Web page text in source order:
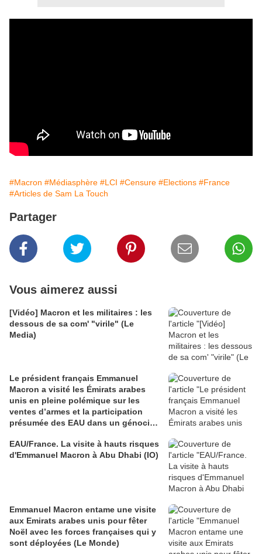
#Macron #Médiasphère #LCI #Censure #Elections #France
#Articles de Sam La Touch
Partager
Vous aimerez aussi
[Vidéo] Macron et les militaires : les
dessous de sa com' "virile" (Le
Media)
Le président français Emmanuel
Macron a visité les Émirats arabes
unis en pleine polémique sur les
ventes d’armes et la participation
présumée des EAU dans un génocide
EAU/France. La visite à hauts risques
d'Emmanuel Macron à Abu Dhabi (IO)
Emmanuel Macron entame une visite
aux Emirats arabes unis pour fêter
Noël avec les forces françaises qui y
sont déployées (Le Monde)